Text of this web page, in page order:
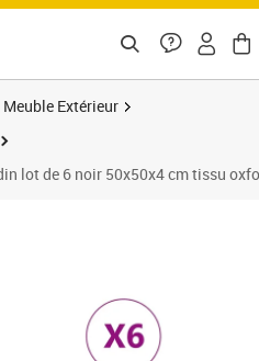
Meuble Extérieur
lot de 6 noir 50x50x4 cm tissu